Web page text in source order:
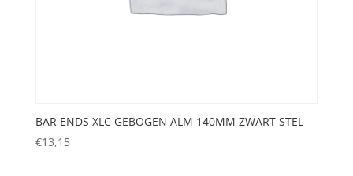
BAR ENDS XLC GEBOGEN ALM 140MM ZWART STEL
€13,15